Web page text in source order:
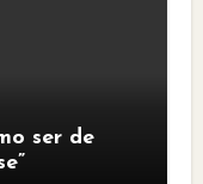
ser de